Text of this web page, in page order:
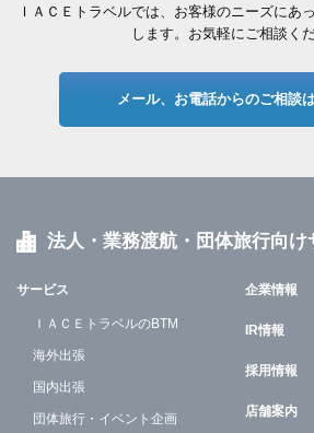
ＩＡＣＥトラベルでは、お客様のニーズにあ
します。お気軽にご相談くだ
メール、お電話からのご相談
法人・業務渡航・団体旅行向け
サービス
ＩＡＣＥトラベルのBTM
海外出張
国内出張
団体旅行・イベント企画
企業情報
IR情報
採用情報
店舗案内